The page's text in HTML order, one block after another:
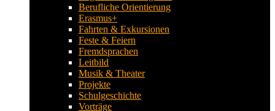
Berufliche Orientierung
Erasmus+
Fahrten & Exkursionen
Feste & Feiern
Fremdsprachen
Leitbild
Musik & Theater
Projekte
Schulgeschichte
Vorträge